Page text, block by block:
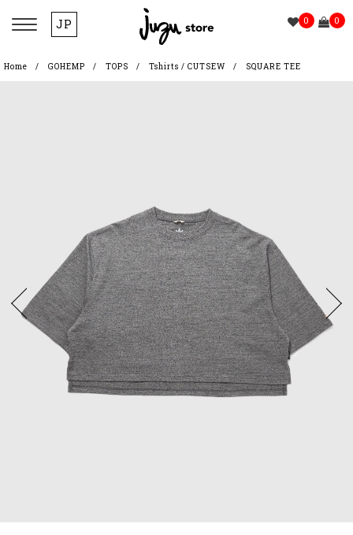
JP 0 0
Home GOHEMP TOPS Tshirts / CUTSEW SQUARE TEE